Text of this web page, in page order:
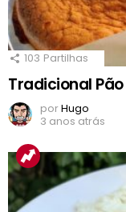
103 Partilhas
Tradicional
porHugo
3 anos atrás